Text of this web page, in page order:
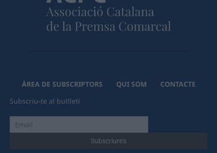
ÀREA DE SUBSCRIPTORS QUI SOM
CONTACTE
Subscriu-te al butlletí